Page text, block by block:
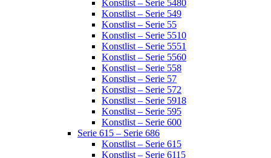
Konstlist – Serie 5480
Konstlist – Serie 549
Konstlist – Serie 55
Konstlist – Serie 5510
Konstlist – Serie 5551
Konstlist – Serie 5560
Konstlist – Serie 558
Konstlist – Serie 57
Konstlist – Serie 572
Konstlist – Serie 5918
Konstlist – Serie 595
Konstlist – Serie 600
Serie 615 – Serie 686
Konstlist – Serie 615
Konstlist – Serie 6115